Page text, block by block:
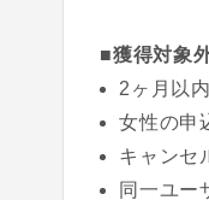
■獲得対象
2ヶ月以
女性の申
キャンセ
同一ユー